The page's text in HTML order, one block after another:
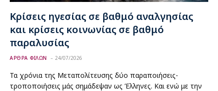
Κρίσεις ηγεσίας σε βαθμό αναλγησίας
και κρίσεις κοινωνίας σε βαθμό
παραλυσίας
ΑΡΘΡΑ ΦΙΛΩΝ 24/07/2026
Τα χρόνια της Μεταπολίτευσης δύο παραποιήσεις-
τροποποιήσεις μάς σημάδεψαν ως Έλληνες. Και ενώ με την